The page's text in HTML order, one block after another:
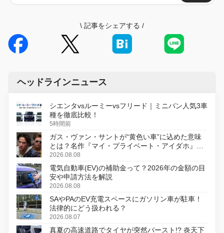
\ 記事をシェアする /
ヘッドラインニュース
シエンタvsルーミーvsフリード｜ミニバン人気3車
種を徹底比較！
5時間前
ガス・ヴァン・サントが“黄色い車”に込めた意味
とは？名作『マイ・プライベート・アイダホ』が
初のデジタルリマスター版で復活
2026.08.08
電気自動車(EV)の補助金って？2026年の金額の目
安や申請方法を解説
2026.08.08
SAやPAのEV充電スペースにガソリン車が駐車！
法律的にどう扱われる？
2026.08.07
真夏の高速道路でタイヤが突然バースト!? 炎天下